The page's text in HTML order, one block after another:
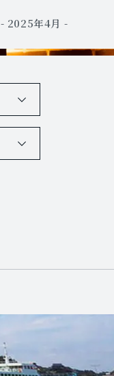
- 2025年4月 -